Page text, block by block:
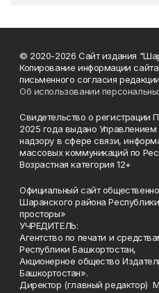
© 2020-2026 Сайт издания
Копирование информации
письменного согласия
Об использовании
Свидетельство о регистрации
2025 года выдано
надзору в сфере связи,
массовых коммуникаций по
Возрастная категория 12+
Официальный сайт
Шаранского района
просторы»
УЧРЕДИТЕЛЬ:
Агентство по печати и
Республики Башкортостан,
Акционерное общество
Башкортостан».
Директор (главный редактор)